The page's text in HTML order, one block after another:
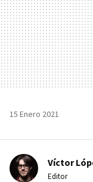
15 Enero 2021
Víctor
Editor